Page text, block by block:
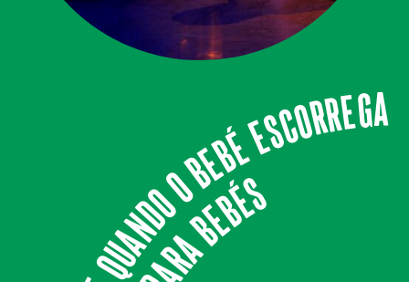
E QUANDO O BEBÉ ESCORREGA